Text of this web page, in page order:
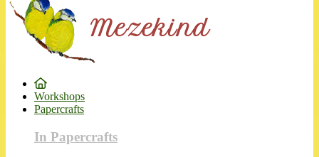
Workshops
Papercrafts
In Papercrafts